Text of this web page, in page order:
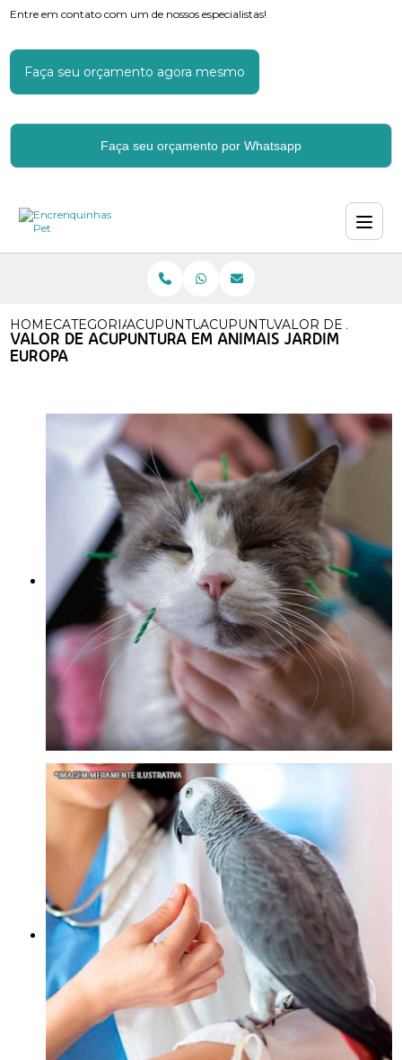
Entre em contato com um de nossos especialistas!
Faça seu orçamento agora mesmo
Faça seu orçamento por Whatsapp
HOMECATEGORIASACUPUNTURAACUPUNTURA MEDICA
VALOR DE
VALOR DE ACUPUNTURA EM ANIMAIS JARDIM
EUROPA